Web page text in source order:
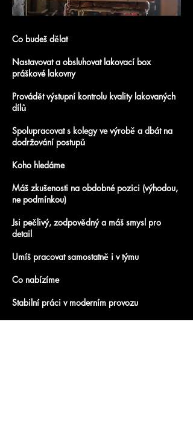
Co budeš dělat
Nastavovat a obsluhovat lakovací box
práškové lakovny
Provádět výstupní kontrolu kvality lakovaných
dílů
Spolupracovat s kolegy ve výrobě a dbát na
dodržování postupů
Koho hledáme
Máš zkušenosti na obdobné pozici (výhodou,
ne podmínkou)
Jsi pečlivý, zodpovědný a máš smysl pro
detail
Umíš pracovat samostatně i v týmu
Co nabízíme
Stabilní práci v moderním provozu